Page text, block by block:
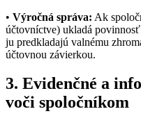
• Výročná správa: Ak
účtovníctve) ukladá
ju predkladajú valnému
účtovnou závierkou.
3. Evidenčné a
voči spoločníkom